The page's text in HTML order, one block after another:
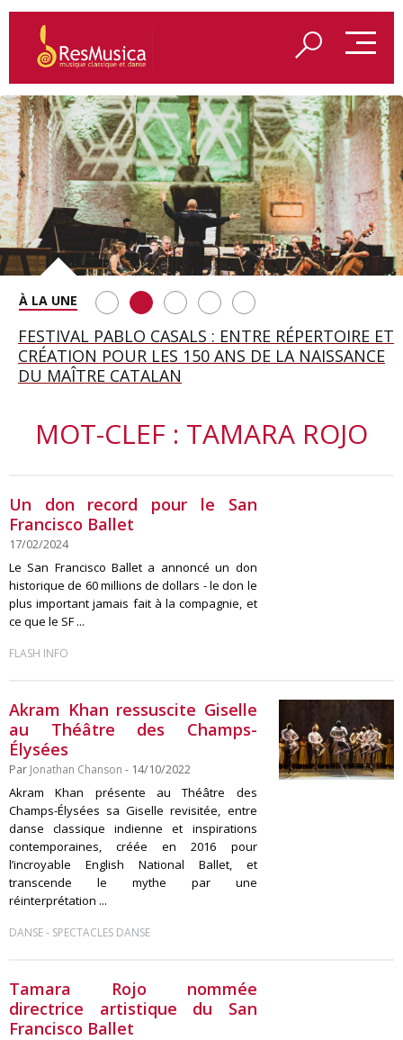
SAINT FRANÇOIS D’ASSISE À SALZBOURG, UNE
SOIRÉE IMMENSE PORTÉE PAR ROMEO
CASTELLUCCI ET MAXIME PASCAL
FESTIVAL PABLO CASALS : ENTRE RÉPERTOIRE ET
CRÉATION POUR LES 150 ANS DE LA NAISSANCE
DU MAÎTRE CATALAN
A BAYREUTH, LE 150E ANNIVERSAIRE DU RING
WAGNÉRIEN GÉNÉRÉ PAR L’IA
BETSY JOLAS FÊTE SON CENTIÈME
ANNIVERSAIRE
GEORGE BENJAMIN : « MES PARENTS AVAIENT
CETTE EXIGENCE DE L’OBJET CISELÉ »
MOT-CLEF : TAMARA ROJO
Un don record pour le San
Francisco Ballet
17/02/2024
Le San Francisco Ballet a annoncé un don
historique de 60 millions de dollars - le don le
plus important jamais fait à la compagnie, et
ce que le SF ...
FLASH INFO
Akram Khan ressuscite Giselle
au Théâtre des Champs-
Élysées
Par Jonathan Chanson - 14/10/2022
Akram Khan présente au Théâtre des
Champs-Élysées sa Giselle revisitée, entre
danse classique indienne et inspirations
contemporaines, créée en 2016 pour
l’incroyable English National Ballet, et
transcende le mythe par une
réinterprétation ...
DANSE- SPECTACLES DANSE
Tamara Rojo nommée
directrice artistique du San
Francisco Ballet